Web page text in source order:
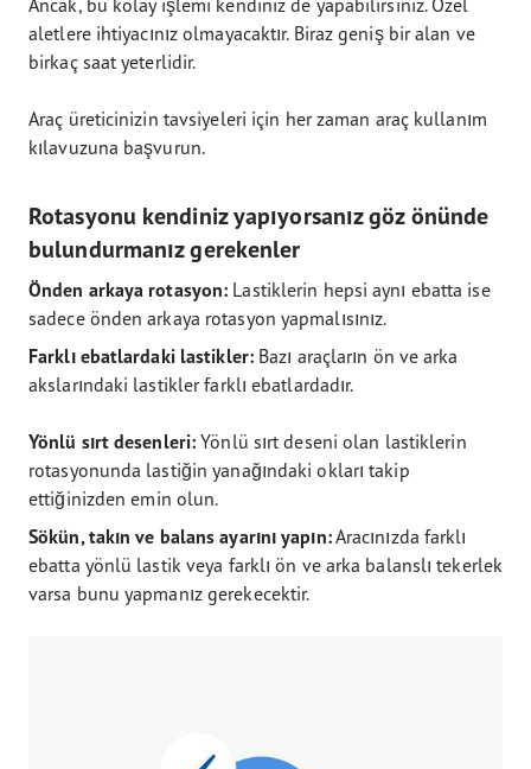
Ancak, bu kolay işlemi kendiniz de yapabilirsiniz. Özel
aletlere ihtiyacınız olmayacaktır. Biraz geniş bir alan ve
birkaç saat yeterlidir.
Araç üreticinizin tavsiyeleri için her zaman araç kullanım
kılavuzuna başvurun.
Rotasyonu kendiniz yapıyorsanız göz önünde
bulundurmanız gerekenler
Önden arkaya rotasyon: Lastiklerin hepsi aynı ebatta ise
sadece önden arkaya rotasyon yapmalısınız.
Farklı ebatlardaki lastikler:Bazı araçların ön ve arka
akslarındaki lastikler farklı ebatlardadır.
Yönlü sırt desenleri: Yönlü sırt deseni olan lastiklerin
rotasyonunda lastiğin yanağındaki okları takip
ettiğinizden emin olun.
Sökün, takın ve balans ayarını yapın:Aracınızda farklı
ebatta yönlü lastik veya farklı ön ve arka balanslı tekerlek
varsa bunu yapmanız gerekecektir.